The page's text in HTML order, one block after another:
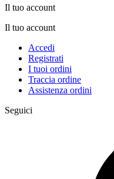
Il tuo account
Il tuo account
Accedi
Registrati
I tuoi ordini
Traccia ordine
Assistenza ordini
Seguici